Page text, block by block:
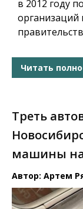
в 2012 году
организаций
Читать
Треть
машины
Автор: Артем